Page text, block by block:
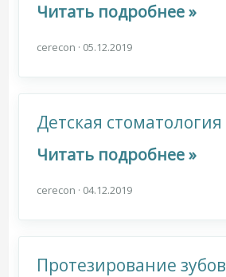
Читать подробнее »
cerecon · 05.12.2019
Детская стоматология
Читать подробнее »
cerecon · 04.12.2019
Протезирование зубов